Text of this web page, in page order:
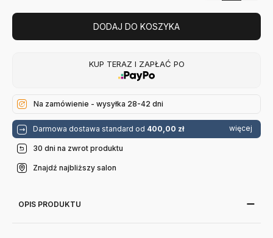
DODAJ DO KOSZYKA
KUP TERAZ I ZAPŁAĆ PO
Na zamówienie - wysyłka 28-42 dni
Darmowa dostawa standard od 400,00 zł więcej
30 dni na zwrot produktu
Znajdź najbliższy salon
OPIS PRODUKTU